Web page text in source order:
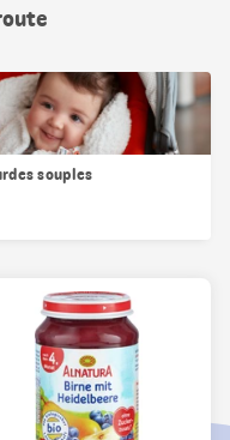
souples